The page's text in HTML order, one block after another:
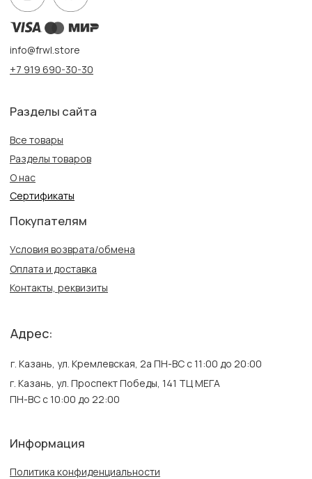
Информация
Политика конфиденциальности
Создание сайта